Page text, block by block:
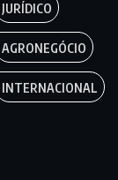
JURÍDICO
AGRONEGÓCIO
INTERNACIONAL